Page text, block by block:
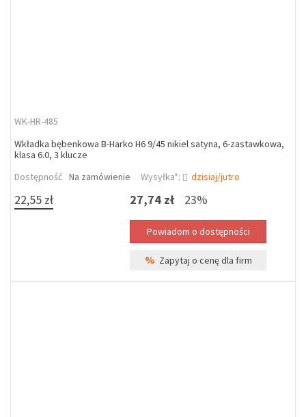
WK-HR-485
Wkładka bębenkowa B-Harko H6 9/45 nikiel satyna, 6-zastawkowa,
klasa 6.0, 3 klucze
Dostępność Na zamówienie Wysyłka*: dzisiaj/jutro
22,55 zł 27,74 zł 23%
% Zapytaj o cenę dla firm